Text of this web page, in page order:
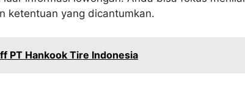
ketentuan yang dicantumkan.
PT Hankook Tire Indonesia